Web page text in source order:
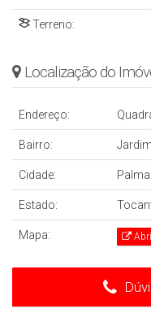
Terreno:
Localização do
Endereço:
Bairro:
Cidade:
Estado:
Mapa: